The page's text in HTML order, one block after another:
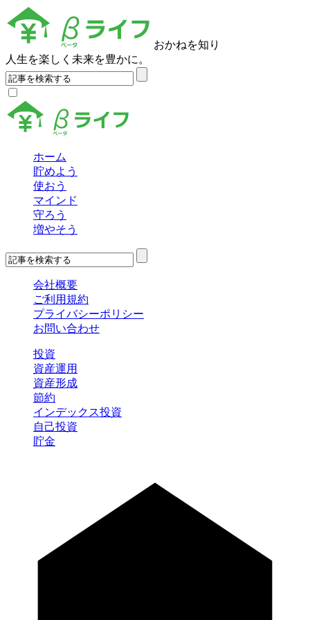
おかねを知り
人生を楽しく未来を豊かに。
ホーム
貯めよう
使おう
マインド
守ろう
増やそう
会社概要
ご利用規約
プライバシーポリシー
お問い合わせ
投資
資産運用
資産形成
節約
インデックス投資
自己投資
貯金